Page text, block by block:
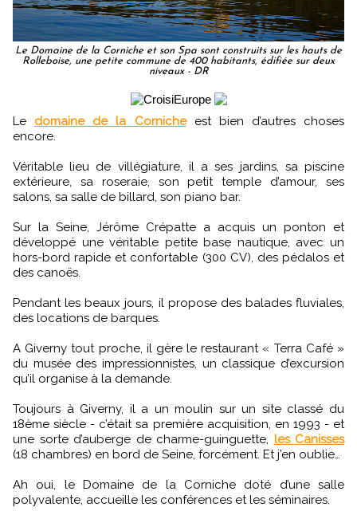
Le Domaine de la Corniche et son Spa sont construits sur les hauts de
Rolleboise, une petite commune de 400 habitants, édifiée sur deux
niveaux - DR
Le domaine de la Cornicheest bien d’autres choses
encore.
Véritable lieu de villégiature, il a ses jardins, sa piscine
extérieure, sa roseraie, son petit temple d’amour, ses
salons, sa salle de billard, son piano bar.
Sur la Seine, Jérôme Crépatte a acquis un ponton et
développé une véritable petite base nautique, avec un
hors-bord rapide et confortable (300 CV), des pédalos et
des canoës.
Pendant les beaux jours, il propose des balades fluviales,
des locations de barques.
A Giverny tout proche, il gère le restaurant « Terra Café »
du musée des impressionnistes, un classique d’excursion
qu’il organise à la demande.
Toujours à Giverny, il a un moulin sur un site classé du
18ème siècle - c’était sa première acquisition, en 1993 - et
une sorte d’auberge de charme-guinguette, les Canisses
(18 chambres) en bord de Seine, forcément. Et j’en oublie…
Ah oui, le Domaine de la Corniche doté d’une salle
polyvalente, accueille les conférences et les séminaires.